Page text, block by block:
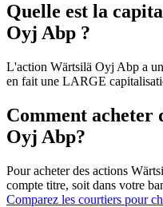
Quelle est la
Oyj Abp ?
L'action Wärtsilä Oyj Abp a
en fait une LARGE
Comment acheter
Oyj Abp?
Pour acheter des actions
compte titre, soit dans votre
Comparez les courtiers pour